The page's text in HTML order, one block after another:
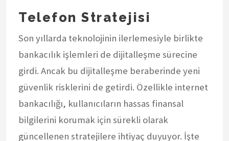
Telefon Stratejisi
Son yıllarda teknolojinin ilerlemesiyle birlikte
bankacılık işlemleri de dijitalleşme sürecine
girdi. Ancak bu dijitalleşme beraberinde yeni
güvenlik risklerini de getirdi. Özellikle internet
bankacılığı, kullanıcıların hassas finansal
bilgilerini korumak için sürekli olarak
güncellenen stratejilere ihtiyaç duyuyor. İşte